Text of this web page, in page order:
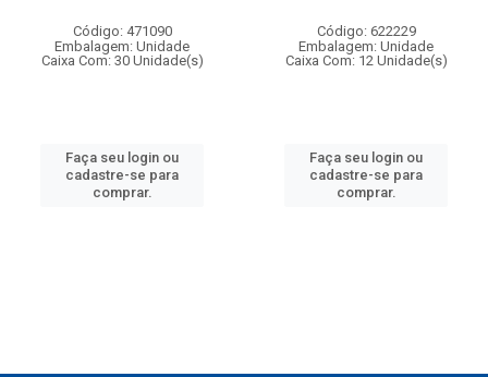
Código: 471090
Embalagem: Unidade
Caixa Com: 30 Unidade(s)
Faça seu login ou
cadastre-se para
comprar.
Código: 622229
Embalagem: Unidade
Caixa Com: 12 Unidade(s)
Faça seu login ou
cadastre-se para
comprar.